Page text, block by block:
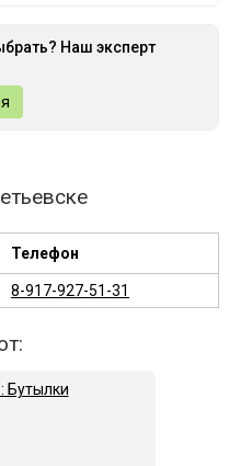
Наш эксперт
Телефон
8-917-927-51-31